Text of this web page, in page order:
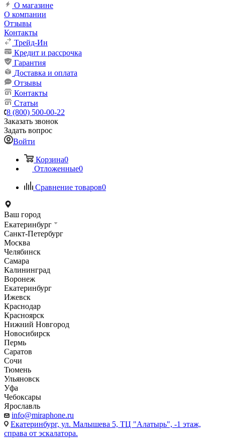
О магазине
О компании
Отзывы
Контакты
Трейд-Ин
Кредит и рассрочка
Гарантия
Доставка и оплата
Отзывы
Контакты
Статьи
8 (800) 500-00-22
Заказать звонок
Задать вопрос
Войти
Корзина0
Отложенные0
Сравнение товаров0
Ваш город
Екатеринбург
Санкт-Петербург
Москва
Челябинск
Самара
Калининград
Воронеж
Екатеринбург
Ижевск
Краснодар
Красноярск
Нижний Новгород
Новосибирск
Пермь
Саратов
Сочи
Тюмень
Ульяновск
Уфа
Чебоксары
Ярославль
info@miraphone.ru
Екатеринбург, ул. Малышева 5, ТЦ "Алатырь", -1 этаж,
справа от эскалатора.